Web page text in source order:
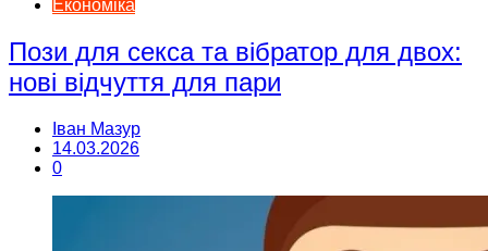
Економіка
Пози для секса та вібратор для двох:
нові відчуття для пари
Іван Мазур
14.03.2026
0